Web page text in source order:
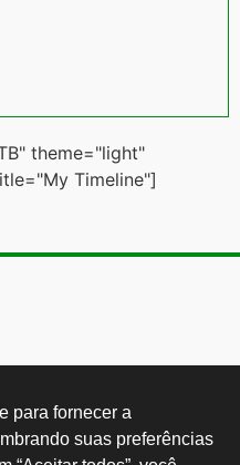
theme="light"
Timeline"]
0040
para fornecer a
suas preferências